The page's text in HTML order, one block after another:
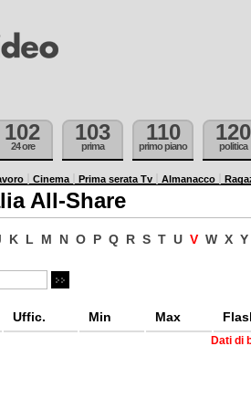
102
24 ore
103
prima
110
primo piano
120
politica
Cinema Prima serata Tv Almanacco
All-Share
K L M N O P Q R S T U V W X Y
Uffic. Min Max
Dati di